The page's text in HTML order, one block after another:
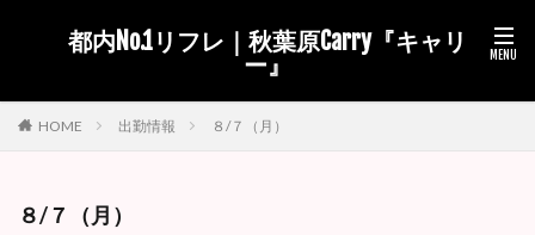
都内No.1リフレ｜秋葉原Carry『キャリ
ー』
HOME 出勤情報 ８/７（月）
８/７（月）